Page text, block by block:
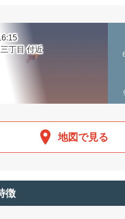
丁目 付近
地図で見る
徴